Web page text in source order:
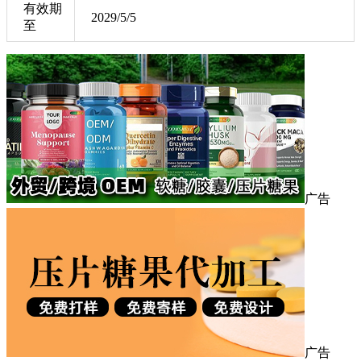
有效期
至
2029/5/5
广告
广告